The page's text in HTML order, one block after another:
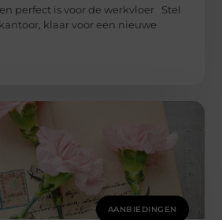
perfect is voor de werkvloer Stel
klaar voor een nieuwe
AANBIEDINGEN